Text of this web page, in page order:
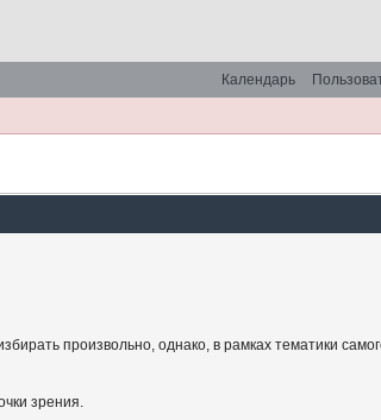
Календарь
произвольно, однако, в рамках тематики
зрения.